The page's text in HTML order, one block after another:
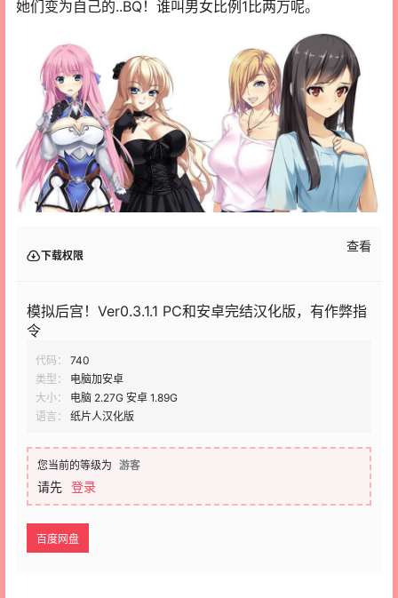
她们变为自己的..BQ！谁叫男女比例1比两万呢。
下载权限
查看
模拟后宫！Ver0.3.1.1 PC和安卓完结汉化版，有作弊指
令
代码：
740
类型：
电脑加安卓
大小：
电脑 2.27G 安卓 1.89G
语言：
纸片人汉化版
您当前的等级为 游客
请先 登录
百度网盘